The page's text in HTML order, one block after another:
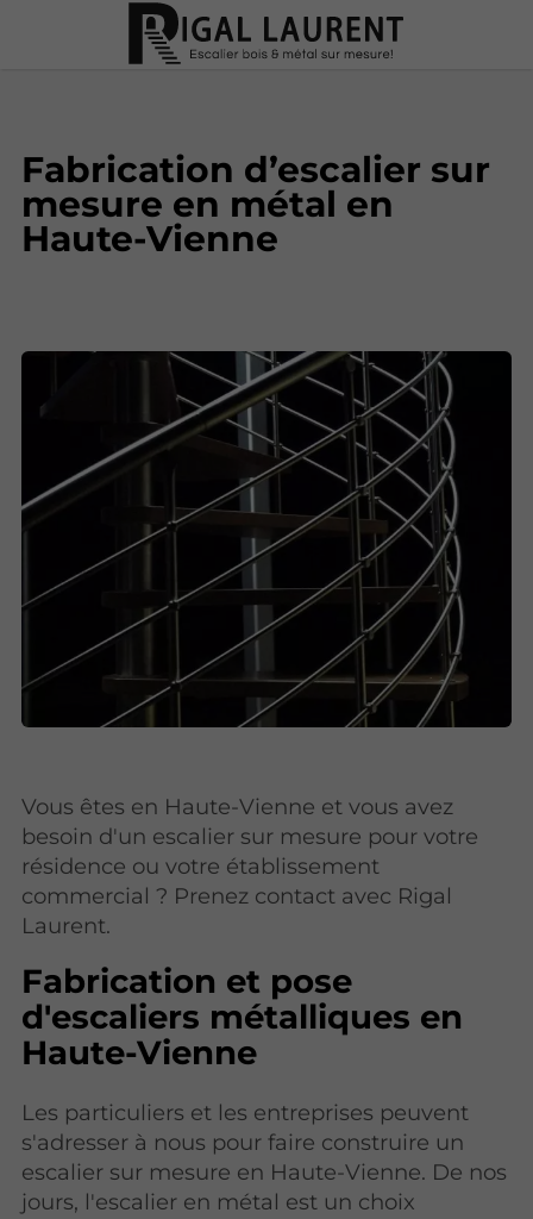
Fabrication d’escalier sur
mesure en métal en
Haute-Vienne
Vous êtes en Haute-Vienne et vous avez
besoin d'un escalier sur mesure pour votre
résidence ou votre établissement
commercial ? Prenez contact avec Rigal
Laurent.
Fabrication et pose
d'escaliers métalliques en
Haute-Vienne
Les particuliers et les entreprises peuvent
s'adresser à nous pour faire construire un
escalier sur mesure en Haute-Vienne. De nos
jours, l'escalier en métal est un choix